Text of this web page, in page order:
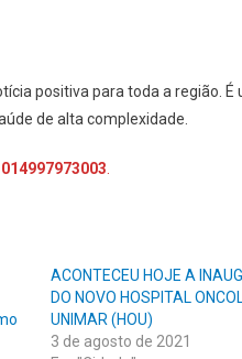
positiva para toda a região. É
de alta complexidade.
014997973003.
ACONTECEU HOJE A
DO NOVO HOSPITAL
UNIMAR (HOU)
3 de agosto de 2021